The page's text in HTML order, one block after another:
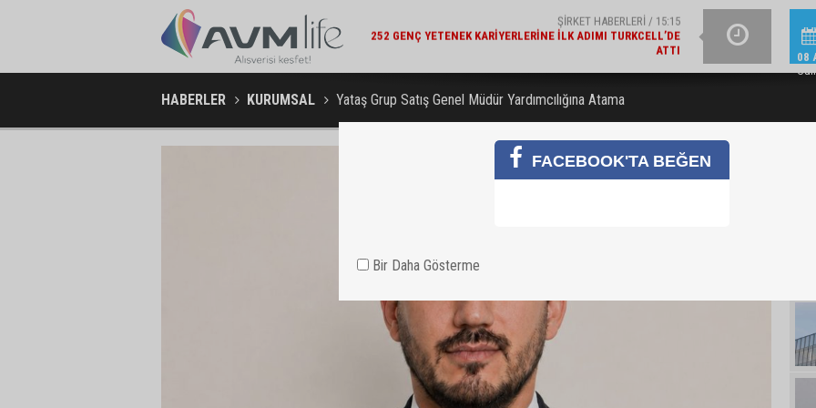
08
ŞIRKET HABERLERI / 15:15
252 GENÇ YETENEK KARIYERLERINE İLK ADIMI TURKCELL’DE
EKONOMI / 14:22
ALBARAKA TÜRK'TEN EKONOMIYE 363 MILYAR TL FINANSMAN
DESTEĞI
EBEBEK 2026 YILI
HABERLER KURUMSAL Yataş Grup Satış Genel Müdür Yardımcılığına Atama
FACEBOOK'TA BEĞEN
Bir Daha Gösterme